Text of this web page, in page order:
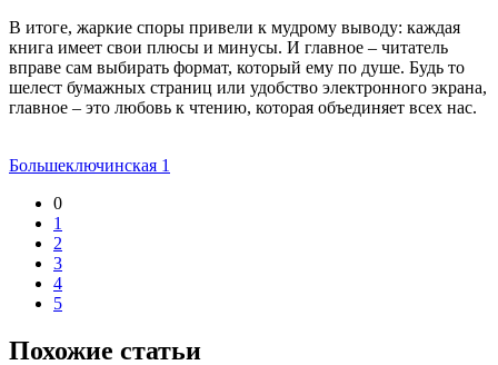
В итоге, жаркие споры привели к мудрому выводу: каждая
книга имеет свои плюсы и минусы. И главное – читатель
вправе сам выбирать формат, который ему по душе. Будь то
шелест бумажных страниц или удобство электронного экрана,
главное – это любовь к чтению, которая объединяет всех нас.
Большеключинская 1
0
1
2
3
4
5
Похожие статьи